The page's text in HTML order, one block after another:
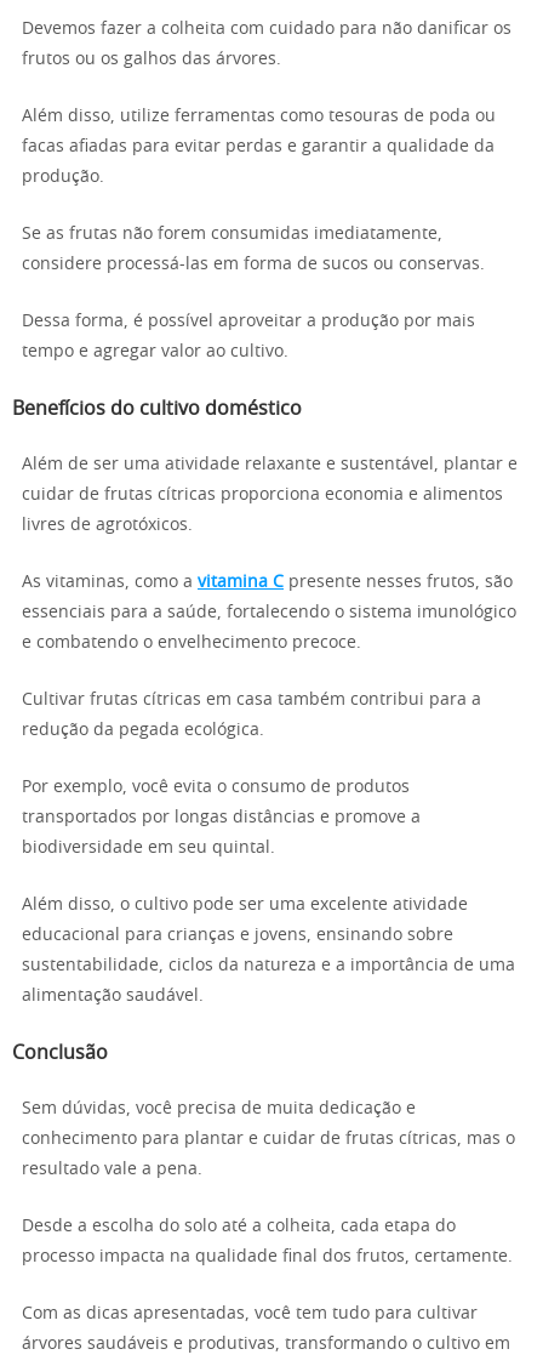
Devemos fazer a colheita com cuidado para não danificar os
frutos ou os galhos das árvores.
Além disso, utilize ferramentas como tesouras de poda ou
facas afiadas para evitar perdas e garantir a qualidade da
produção.
Se as frutas não forem consumidas imediatamente,
considere processá-las em forma de sucos ou conservas.
Dessa forma, é possível aproveitar a produção por mais
tempo e agregar valor ao cultivo.
Benefícios do cultivo doméstico
Além de ser uma atividade relaxante e sustentável, plantar e
cuidar de frutas cítricas proporciona economia e alimentos
livres de agrotóxicos.
As vitaminas, como a vitamina C presente nesses frutos, são
essenciais para a saúde, fortalecendo o sistema imunológico
e combatendo o envelhecimento precoce.
Cultivar frutas cítricas em casa também contribui para a
redução da pegada ecológica.
Por exemplo, você evita o consumo de produtos
transportados por longas distâncias e promove a
biodiversidade em seu quintal.
Além disso, o cultivo pode ser uma excelente atividade
educacional para crianças e jovens, ensinando sobre
sustentabilidade, ciclos da natureza e a importância de uma
alimentação saudável.
Conclusão
Sem dúvidas, você precisa de muita dedicação e
conhecimento para plantar e cuidar de frutas cítricas, mas o
resultado vale a pena.
Desde a escolha do solo até a colheita, cada etapa do
processo impacta na qualidade final dos frutos, certamente.
Com as dicas apresentadas, você tem tudo para cultivar
árvores saudáveis e produtivas, transformando o cultivo em